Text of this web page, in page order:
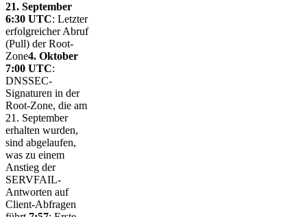
21. September
6:30 UTC: Letzter
erfolgreicher Abruf
(Pull) der Root-
Zone4. Oktober
7:00 UTC:
DNSSEC-
Signaturen in der
Root-Zone, die am
21. September
erhalten wurden,
sind abgelaufen,
was zu einem
Anstieg der
SERVFAIL-
Antworten auf
Client-Abfragen